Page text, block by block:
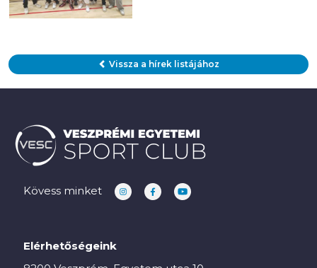
Vissza a hírek listájához
Kövess minket
Elérhetőségeink